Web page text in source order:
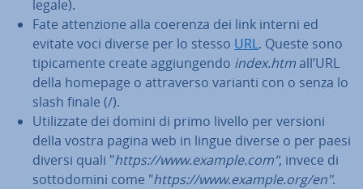
legale).
Fate at­ten­zio­ne alla coerenza dei link interni ed
evitate voci diverse per lo stesso URL. Queste sono
ti­pi­ca­men­te create ag­giun­gen­do index.htmall’URL
della homepage o at­tra­ver­so varianti con o senza lo
slash finale (/).
Uti­liz­za­te dei domini di primo livello per versioni
della vostra pagina web in lingue diverse o per paesi
diversi quali "https://www.example.com", invece di
sot­to­do­mi­ni come "https://www.example.org/en".